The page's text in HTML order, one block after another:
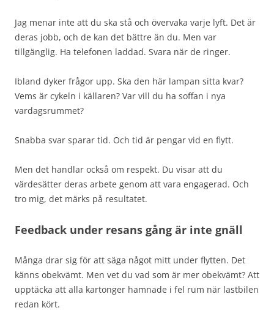
Jag menar inte att du ska stå och övervaka varje lyft. Det är
deras jobb, och de kan det bättre än du. Men var
tillgänglig. Ha telefonen laddad. Svara när de ringer.
Ibland dyker frågor upp. Ska den här lampan sitta kvar?
Vems är cykeln i källaren? Var vill du ha soffan i nya
vardagsrummet?
Snabba svar sparar tid. Och tid är pengar vid en flytt.
Men det handlar också om respekt. Du visar att du
värdesätter deras arbete genom att vara engagerad. Och
tro mig, det märks på resultatet.
Feedback under resans gång är inte gnäll
Många drar sig för att säga något mitt under flytten. Det
känns obekvämt. Men vet du vad som är mer obekvämt? Att
upptäcka att alla kartonger hamnade i fel rum när lastbilen
redan kört.